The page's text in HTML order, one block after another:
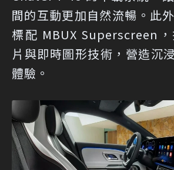
間的互動更加自然流暢。此
標配 MBUX Superscreen
片與即時圖形技術，營造沉
體驗。